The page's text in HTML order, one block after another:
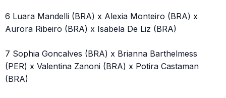
6 Luara Mandelli (BRA) x Alexia Monteiro (BRA) x
Aurora Ribeiro (BRA) x Isabela De Liz (BRA)
7 Sophia Goncalves (BRA) x Brianna Barthelmess
(PER) x Valentina Zanoni (BRA) x Potira Castaman
(BRA)